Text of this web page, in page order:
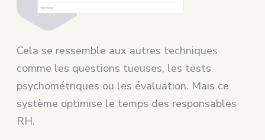
Cela se ressemble aux autres techniques
comme les questions tueuses, les tests
psychométriques ou les évaluation. Mais ce
système optimise le temps des responsables
RH.